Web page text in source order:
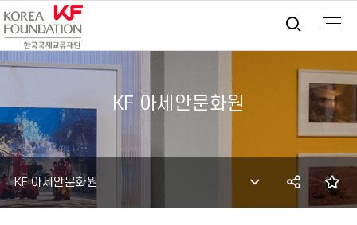
통합
KF 아세안문화원
KF 아세안문화원 SNS